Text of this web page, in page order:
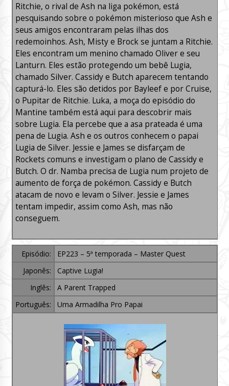
Ritchie, o rival de Ash na liga pokémon, está
pesquisando sobre o pokémon misterioso que Ash e
seus amigos encontraram pelas ilhas dos
redemoinhos. Ash, Misty e Brock se juntam a Ritchie.
Eles encontram um menino chamado Oliver e seu
Lanturn. Eles estão protegendo um bebê Lugia,
chamado Silver. Cassidy e Butch aparecem tentando
capturá-lo. Eles são detidos por Bayleef e por Cruise,
o Pupitar de Ritchie. Luka, a moça do episódio do
Mantine também está aqui para descobrir mais
sobre Lugia. Ela percebe que a asa prateada é uma
pena de Lugia. Ash e os outros conhecem o papai
Lugia de Silver. Jessie e James se disfarçam de
Rockets comuns e investigam o plano de Cassidy e
Butch. O dr. Namba precisa de Lugia num projeto de
aumento de força de pokémon. Cassidy e Butch
atacam de novo e levam o Silver. Jessie e James
tentam impedir, assim como Ash, mas não
conseguem.
Episódio:
EP223 – 5ª temporada – Master Quest
Japonês:
Captive Lugia!
Inglês:
A Parent Trapped
Português:
Uma Armadilha Pro Papai